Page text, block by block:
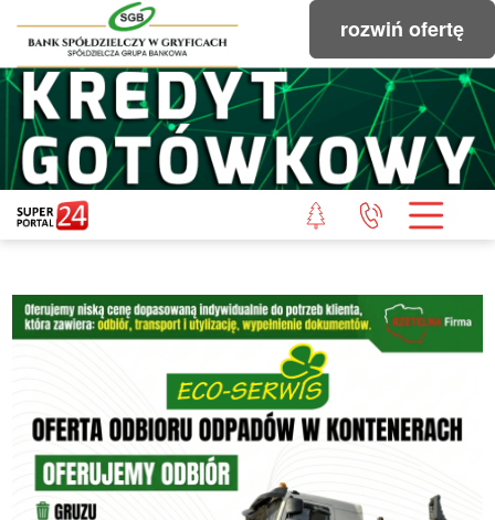
rozwiń ofertę